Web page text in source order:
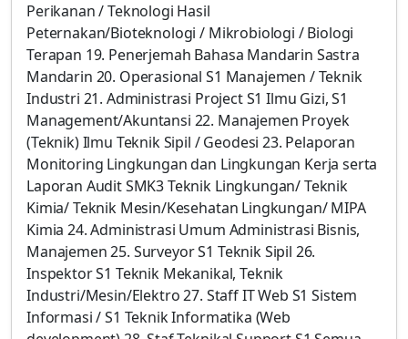
Perikanan / Teknologi Hasil
Peternakan/Bioteknologi / Mikrobiologi / Biologi
Terapan 19. Penerjemah Bahasa Mandarin Sastra
Mandarin 20. Operasional S1 Manajemen / Teknik
Industri 21. Administrasi Project S1 Ilmu Gizi, S1
Management/Akuntansi 22. Manajemen Proyek
(Teknik) Ilmu Teknik Sipil / Geodesi 23. Pelaporan
Monitoring Lingkungan dan Lingkungan Kerja serta
Laporan Audit SMK3 Teknik Lingkungan/ Teknik
Kimia/ Teknik Mesin/Kesehatan Lingkungan/ MIPA
Kimia 24. Administrasi Umum Administrasi Bisnis,
Manajemen 25. Surveyor S1 Teknik Sipil 26.
Inspektor S1 Teknik Mekanikal, Teknik
Industri/Mesin/Elektro 27. Staff IT Web S1 Sistem
Informasi / S1 Teknik Informatika (Web